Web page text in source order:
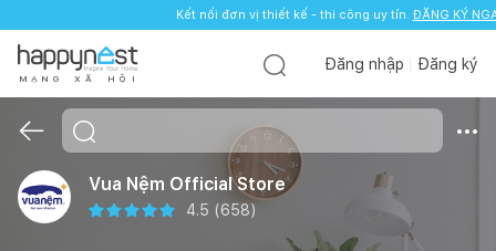
Kết nối đơn vị thiết kế - thi công uy tín. ĐĂNG KÝ
M Ạ N G X Ã H Ộ I
Đăng nhập Đăng ký
Vua Nệm Official Store
4.5 (658)